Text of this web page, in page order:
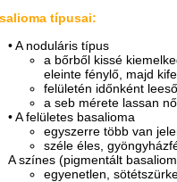
típusai:
• A noduláris típus
a bőrből kissé
eleinte fénylő, majd
felületén időnként
a seb mérete lassan
• A felületes basalioma
egyszerre több van
széle éles,
A színes (pigmentált
egyenetlen,